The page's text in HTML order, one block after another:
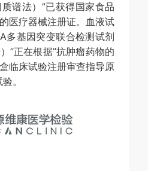
谱法）”已获得国家食品
医疗器械注册证。血液试
多基因突变联合检测试剂
”正在根据”抗肿瘤药物的
临床试验注册审查指导原
。